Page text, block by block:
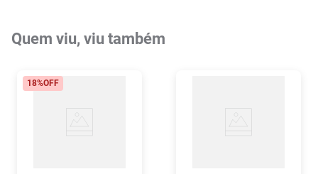
Quem viu, viu também
18%OFF